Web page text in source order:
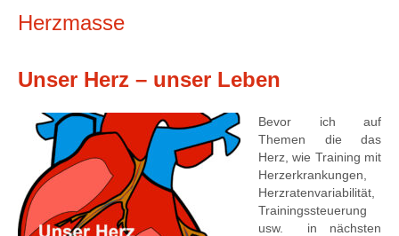
Herzmasse
Unser Herz – unser Leben
Bevor ich auf
Themen die das
Herz, wie Training mit
Herzerkrankungen,
Herzratenvariabilität,
Trainingssteuerung
usw. in nächsten